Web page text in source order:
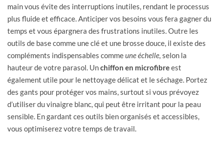
main vous évite des interruptions inutiles, rendant le processus
plus fluide et efficace. Anticiper vos besoins vous fera gagner du
temps et vous épargnera des frustrations inutiles. Outre les
outils de base comme une clé et une brosse douce, il existe des
compléments indispensables commeune échelle, selon la
hauteur de votre parasol. Unchiffon en microfibreest
également utile pour le nettoyage délicat et le séchage. Portez
des gants pour protéger vos mains, surtout si vous prévoyez
d’utiliser du vinaigre blanc, qui peut être irritant pour la peau
sensible. En gardant ces outils bien organisés et accessibles,
vous optimiserez votre temps de travail.